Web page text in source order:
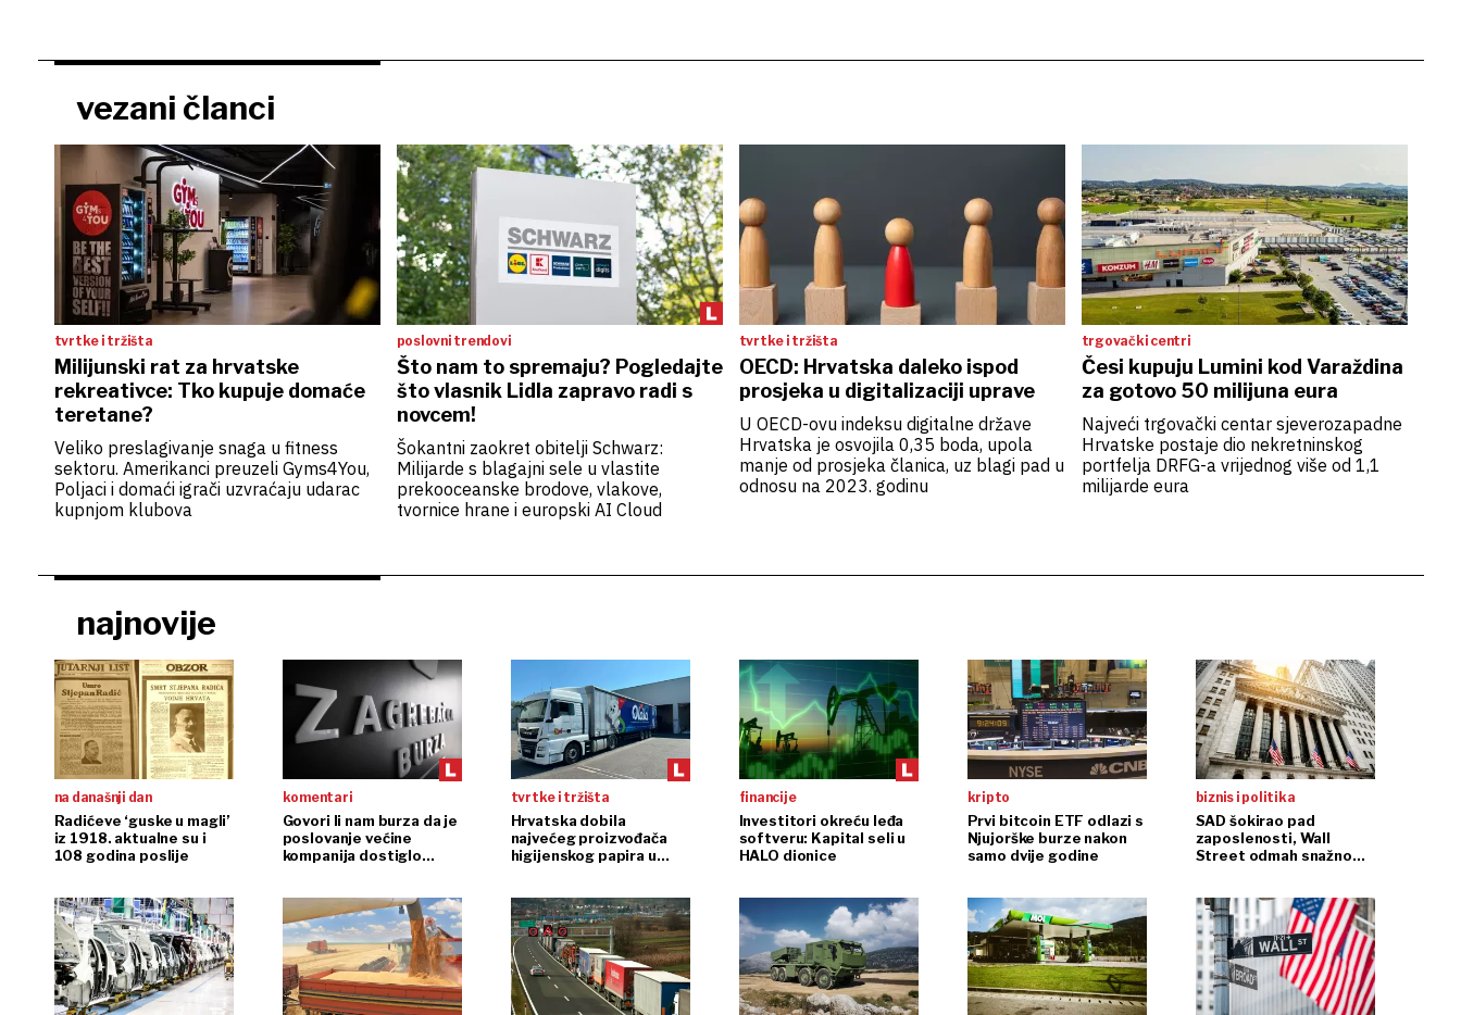
vezani članci
tvrtke i tržišta
Milijunski rat za hrvatske
rekreativce: Tko kupuje domaće
teretane?
Veliko preslagivanje snaga u fitness
sektoru. Amerikanci preuzeli Gyms4You,
Poljaci i domaći igrači uzvraćaju udarac
kupnjom klubova
poslovni trendovi
Što nam to spremaju? Pogledajte
što vlasnik Lidla zapravo radi s
novcem!
Šokantni zaokret obitelji Schwarz:
Milijarde s blagajni sele u vlastite
prekooceanske brodove, vlakove,
tvornice hrane i europski AI Cloud
tvrtke i tržišta
OECD: Hrvatska daleko ispod
prosjeka u digitalizaciji uprave
U OECD-ovu indeksu digitalne države
Hrvatska je osvojila 0,35 boda, upola
manje od prosjeka članica, uz blagi pad u
odnosu na 2023. godinu
trgovački centri
Česi kupuju Lumini kod Varaždina
za gotovo 50 milijuna eura
Najveći trgovački centar sjeverozapadne
Hrvatske postaje dio nekretninskog
portfelja DRFG-a vrijednog više od 1,1
milijarde eura
najnovije
na današnji dan
Radićeve ‘guske u magli’
iz 1918. aktualne su i
108 godina poslije
komentari
Govori li nam burza da je
poslovanje većine
kompanija dostiglo
tvrtke i tržišta
Hrvatska dobila
najvećeg proizvođača
higijenskog papira u
financije
Investitori okreću leđa
softveru: Kapital seli u
HALO dionice
kripto
Prvi bitcoin ETF odlazi s
Njujorške burze nakon
samo dvije godine
biznis i politika
SAD šokirao pad
zaposlenosti, Wall
Street odmah snažno